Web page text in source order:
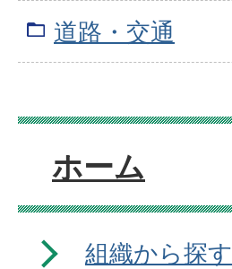
道路・交通
ホーム
組織から探す